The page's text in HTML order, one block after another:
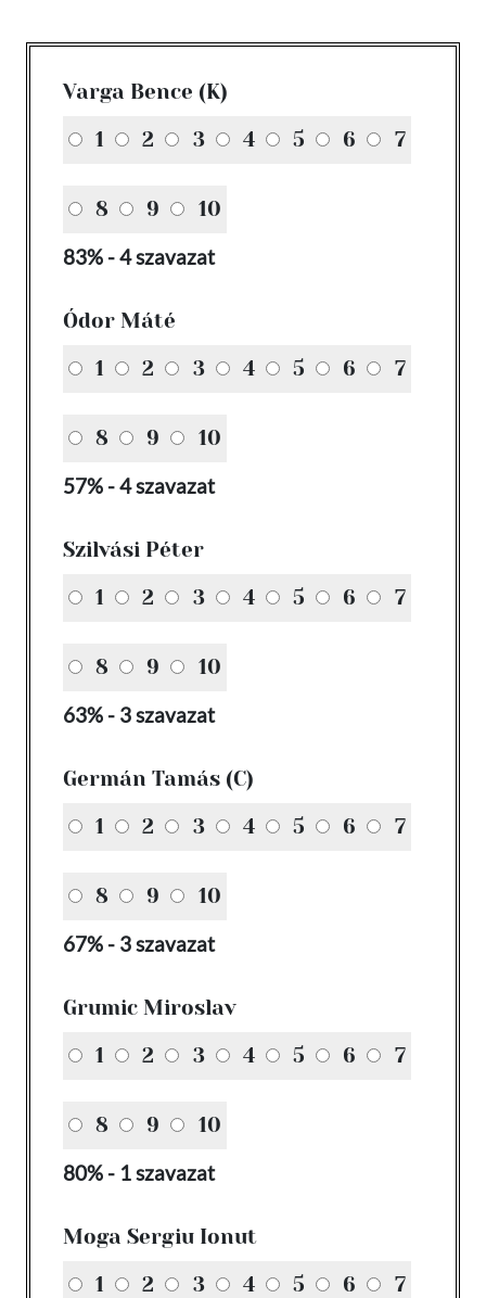
Varga Bence (K)
1
2 3 4 5 6 7
8 9 10
83% - 4 szavazat
Ódor Máté
1
2 3 4 5 6 7
8 9 10
57% - 4 szavazat
Szilvási Péter
1
2 3 4 5 6 7
8 9 10
63% - 3 szavazat
Germán Tamás (C)
1
2 3 4 5 6 7
8 9 10
67% - 3 szavazat
Grumic Miroslav
1
2 3 4 5 6 7
8 9 10
80% - 1 szavazat
Moga Sergiu Ionut
1
2 3 4 5 6 7